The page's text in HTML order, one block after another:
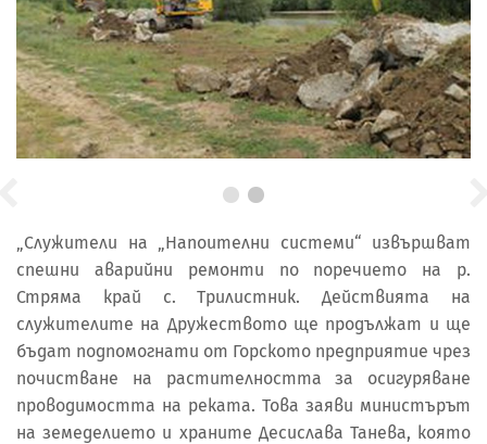
„Служители на „Напоителни системи“ извършват
спешни аварийни ремонти по поречието на р.
Стряма край с. Трилистник. Действията на
служителите на Дружеството ще продължат и ще
бъдат подпомогнати от Горското предприятие чрез
почистване на растителността за осигуряване
проводимостта на реката. Това заяви министърът
на земеделието и храните Десислава Танева, която